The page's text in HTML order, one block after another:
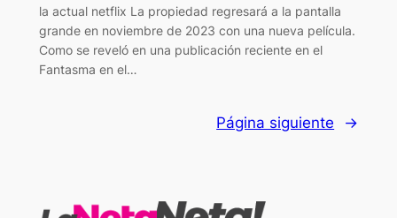
la actual netflix La propiedad regresará a la pantalla
grande en noviembre de 2023 con una nueva película.
Como se reveló en una publicación reciente en el
Fantasma en el…
Página siguiente →